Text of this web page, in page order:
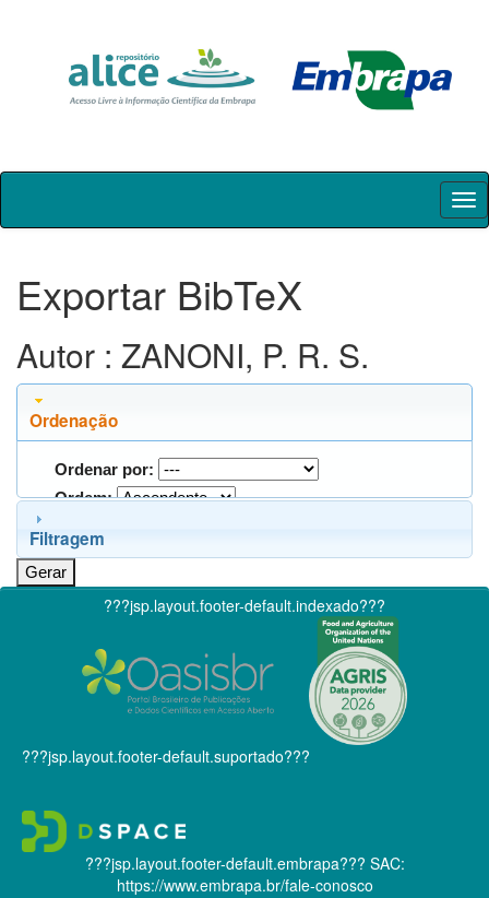
Skip
Exportar BibTeX
Autor : ZANONI, P. R. S.
Ordenação
Ordenar por:
Ordem:
Filtragem
???jsp.layout.footer-default.indexado???
???jsp.layout.footer-default.suportado???
???jsp.layout.footer-default.embrapa??? SAC:
https://www.embrapa.br/fale-conosco